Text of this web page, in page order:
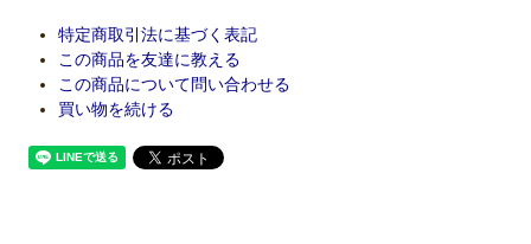
特定商取引法に基づく表記
この商品を友達に教える
この商品について問い合わせる
買い物を続ける